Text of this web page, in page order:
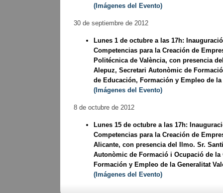
(Imágenes del Evento)
30 de septiembre de 2012
Lunes 1 de octubre a las 17h:
Competencias para la Creación de
Politécnica de València, con presencia
Alepuz, Secretari Autonòmic de
de Educación, Formación y Empleo de la
(Imágenes del Evento)
8 de octubre de 2012
Lunes 15 de octubre a las 17h:
Competencias para la Creación de
Alicante, con presencia del Ilmo. Sr.
Autonòmic de Formació i Ocupació de
Formación y Empleo de la Generalitat
(Imágenes del Evento)